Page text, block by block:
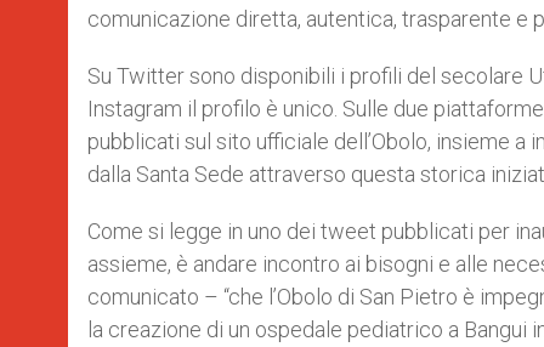
comunicazione diretta, autentica, trasparente e
Su Twitter sono disponibili i profili del secolare
Instagram il profilo è unico. Sulle due
pubblicati sul sito ufficiale dell’Obolo, insieme
dalla Santa Sede attraverso questa storica
Come si legge in uno dei tweet pubblicati per
assieme, è andare incontro ai bisogni e alle
comunicato – “che l’Obolo di San Pietro è
la creazione di un ospedale pediatrico a Bangui